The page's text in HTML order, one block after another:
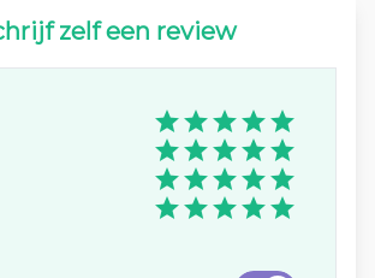
zelf een review